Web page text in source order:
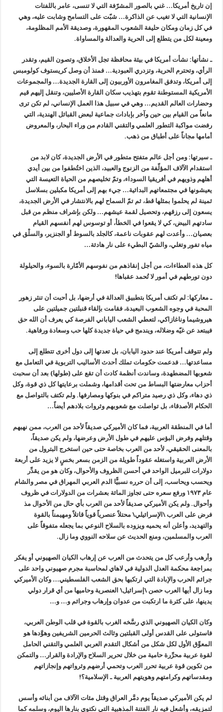
إن تاريخ أمريكا… غني بالصور المشرّفة التي لا تنسى، عامر باللفتات
الإنسانية التي لا تغيب عن الذاكرة… شبّت على التسامح وشابت عليه، وهي
في كل زمان ومكان حليفة الشعوب المقهورة، وصديقة الأمم المظلومة،
ومعينة لكل من يتطلع إلى الحرية والعدالة والمساواة.
ـ نشأتها: نشأت أمريكا في بيئة محافظة تجل الأخلاق، وتصون القيم، وتقدر
الرأي، وتحترم الحرية، وتزدري العبودية… فمنذ أن وصل كريستوف كولومبس
إلى أمريكا، وتدفق المغامرون الأوربيون إلى القارة الجديدة… والمجموعات
الأمريكية المستوطنة تقوم بتهذيب سكان القارة الأصليين، وتنقل إليهم قيم
وحضارات العالم القديم… وهي في سبيل هذا العمل الإنساني، لم تكن ترى
مانعاً من القيام بين حين وآخر بإبادات جماعية لبعض القبائل الهندية، التي
رفضت مواكبة التطور العلمي والتقني القادم من وراء البحار، والمعروض
أمامها مجاناً على أطباق من ذهب.
ـ سيرتها: ومن أجل عالم متفتح متطور في الأرض الجديدة، كان لابد من
استقدام الآلاف المؤلّفة من الزنوج والعبيد، الذين اختُطفوا من بين أيدي
أهلهم وذويهم في أفريقيا السوداء، وتمّ تخليصهم من الحياة التعيسة التي
يعيشونها في مجتمعاتهم البدائية… جيء بهم إلى أمريكا مكبلين بسلاسل
ثمينة لم يحلموا بمثلها قط، ثم تمّ السماح لهم بالانتشار في الأرض الجديدة،
يسعون إلى رزقهم، وتحصيل لقمة عيشهم… ولكن بإشراف منظم من قبل
سادتهم البيض، كي لا يقعوا في الخطأ، أو توسوس لهم أنفسهم القيام
بعصيان… وأعدت لهم عقوبات ناعمة، كالجلد بالسوط أو الجنزير، والسلْق في
مياه تفور وتغلي، والشيّ البطيء على نار هادئة…
كل هذه العطاءات، من أجل إنقاذهم من نفوسهم الأمّارة بالسوء، والحيلولة
دون تورطهم في أمور لا تُحمد عقباها!
ـ معاركها: لم تكتف أمريكا بتطبيق العدالة في أرضها، بل أحبت أن تنثر زهور
المحبة في وجوه الشعوب البعيدة، فقامت بإلقاء قنبلتين جميلتين على
هيروشيما وناغازاكي، لتعطي الشعب الياباني الفرصة كي يعرف أن الله حق
فيبتعد عن غيّه وضلاله، ويندمج في حياة جديدة كلها حب وسعادة ورفاهية.
ولم تتوقف أمريكا عند حدود اليابان، بل تعدتها إلى دول أخرى تتطلع إلى
مساعدتها… فدعمت حكومات تملك أحدث الأساليب التربوية في التعامل مع
شعوبها المضطهدة، وساندت أنظمة كادت أن تقع على (طولها) بعد أن سحبت
أحزاب معارضتها البساط من تحت أقدامها، وشملت برعايتها كل ذي قوة، وكل
ذي دهاء، وكل ذي رصيد متراكم في بنوكها ومصارفها. ولم تكتف بالتواصل مع
الحكام الأصدقاء، بل تواصلت مع شعوبهم وثروات بلادهم أيضاً…
أما في المنطقة العربية، فما كان الأميركي صديقاً لأحد من العرب، ممن نهبهم
وقتلهم وفرض البؤس عليهم في طول الأرض وعرضها، ولم يكن صديقاً،
بالمعنى الحقيقي، لأحد من العرب بخاصة حتى حين استخرج البترول من
الأرض العربية واستغله عقوداً طويلة من الزمن بسعر بخسٍ لا يزيد على أربعة
دولارات للبرميل الواحد في أحسن الظروف والأحوال، وكان هو من يقدِّر
ويحسب ويحاسب، إلى أن حرره نسبيًّا الدم العربي المهراق في مصر والشام
عام ١٩٧٣ ورفع سعره حتى تجاوز المائة بعشرات من الدولارات في ظروف
وأحوال. ولم يكن الأميركي صديقاً لأحد من العرب بأي حال من الأحوال مذ
فرض على العرب \الإسرائيلي\ محتلاً عنصرياً قوياً قاتلاً ومهيمناً بالقوة
والتهديد، وأعلن أنه يحميه ويزوده بالسلاح النوعي بما يجعله متفوقاً على
العرب والمسلمين، ومنع الحديث عن سلاحه النووي وما زال.
وأرهب وأرعب كل من يتحدث من العرب عن إرهاب الكيان الصهيوني أو يفكر
بمراجعة محكمة العدل الدولية في لاهاي لمحاسبة مجرم صهيوني واحد على
جرائم الحرب والإبادة التي ارتكبها بحق الشعب الفلسطيني… وكان الأميركي
وما زال أيها العرب حصن \إسرائيل\ العنصرية وحاميها من أي قرار دولي
يدينها، على كثرة ما ارتكبت من عدوان وإرهاب وجرائم و… و…
وكان الكيان الصهيوني الذي رسَّخه الغرب بالقوة في قلب الوطن العربي،
فاستولى على القدس أولى القبلتين وثالث الحرمين الشريفين وهوَّدها هو
المعوِّق الأول لكل شكل من أشكال التقدم العربي العلمي والتقني الحامل
لقوة عربية محرِّرة حامية من خلال تحرير السلاح والإرادة والقرار… والتمكن
من تكوين قوة عربية تحرر العرب وتحمي أرضهم وثرواتهم وإنجازاتهم
ومقدساتهم وكرامتهم وهويتهم العربية ـ الإسلامية؟!
لم يكن الأميركي صديقاً يوم دمَّر العراق وقتل مئات الآلاف من أبنائه وأسس
لتمزيقه، وأشعل فيه نار الفتنة المذهبية التي نكتوي بنارها اليوم، وسلمه كما